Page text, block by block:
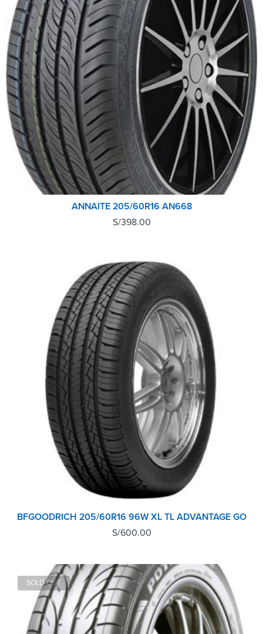
ANNAITE 205/60R16 AN668
S/398.00
BFGOODRICH 205/60R16 96W XL TL ADVANTAGE GO
S/600.00
SOLD OUT